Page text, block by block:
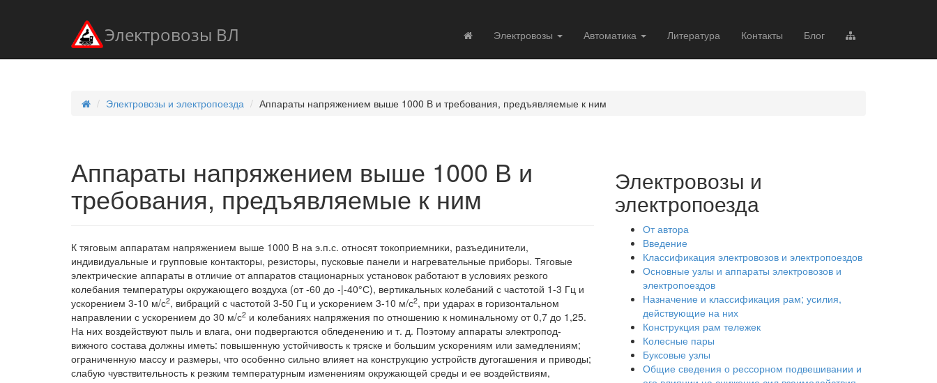
Электровозы ВЛ Электровозы Автоматика Литература Контакты Блог
Электровозы и электропоезда Аппараты напряжением выше 1000 В и требования, предъявляемые к ним
Аппараты напряжением выше 1000 В и
требования, предъявляемые к ним
К тяговым аппаратам напряжением выше 1000 В на э.п.с. относят токоприемники, разъединители,
индивидуальные и групповые контакторы, резисторы, пусковые панели и нагревательные приборы. Тяговые
электрические аппараты в отличие от аппаратов стационарных установок работают в условиях резкого
колебания температуры окружающего воздуха (от -60 до -|-40°С), вертикальных колебаний с частотой 1-3 Гц и
ускорением 3-10 м/с2, вибраций с частотой 3-50 Гц и ускорением 3-10 м/с2, при ударах в горизонтальном
направлении с ускорением до 30 м/с2 и колебаниях напряжения по отношению к номинальному от 0,7 до 1,25.
На них воздействуют пыль и влага, они подвергаются обледенению и т. д. Поэтому аппараты электропод-
вижного состава должны иметь: повышенную устойчивость к тряске и большим ускорениям или замедлениям;
ограниченную массу и размеры, что особенно сильно влияет на конструкцию устройств дугогашения и приводы;
слабую чувствительность к резким температурным изменениям окружающей среды и ее воздействиям,
Электровозы и
электропоезда
От автора
Введение
Классификация электровозов и электропоездов
Основные узлы и аппараты электровозов и
электропоездов
Назначение и классификация рам; усилия,
действующие на них
Конструкция рам тележек
Колесные пары
Буксовые узлы
Общие сведения о рессорном подвешивании и